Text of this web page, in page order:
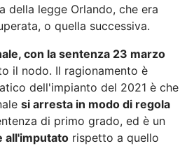
della legge Orlando, che era
o quella successiva.
con la sentenza 23 marzo
il nodo. Il ragionamento è
dell'impianto del 2021 è che
si arresta in modo di regola
di primo grado, ed è un
all'imputato rispetto a quello